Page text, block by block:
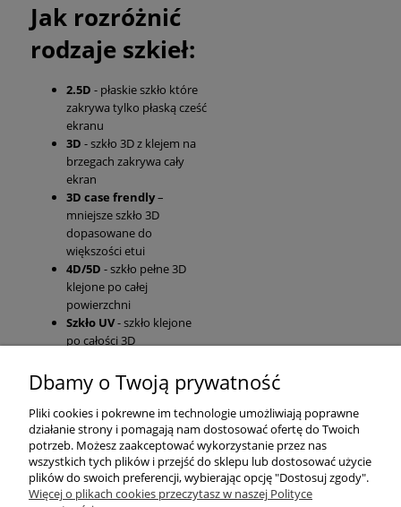
Jak rozróżnić
rodzaje szkieł:
2.5D - płaskie szkło które
zakrywa tylko płaską cześć
ekranu
3D - szkło 3D z klejem na
brzegach zakrywa cały
ekran
3D case frendly–
mniejsze szkło 3D
dopasowane do
większości etui
4D/5D - szkło pełne 3D
klejone po całej
powierzchni
Szkło UV- szkło klejone
po całości 3D
Pomoc
Moje konto
Płatności i dostawa
Dbamy o Twoją prywatność
Pliki cookies i pokrewne im technologie umożliwiają poprawne
działanie strony i pomagają nam dostosować ofertę do Twoich
potrzeb. Możesz zaakceptować wykorzystanie przez nas
wszystkich tych plików i przejść do sklepu lub dostosować użycie
plików do swoich preferencji, wybierając opcję "Dostosuj zgody".
Więcej o plikach cookies przeczytasz w naszej Polityce